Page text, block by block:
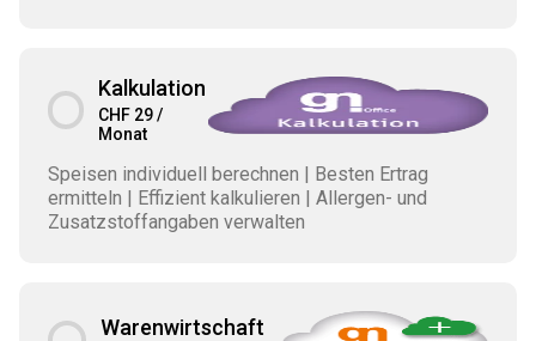
Kalkulation
CHF 29 /
Monat
Speisen individuell berechnen | Besten Ertrag
ermitteln | Effizient kalkulieren | Allergen- und
Zusatzstoffangaben verwalten
Warenwirtschaft